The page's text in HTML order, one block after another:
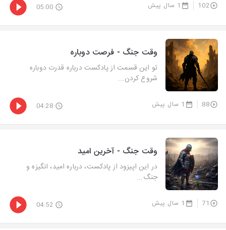
102 1 سال پیش 05:00
وقت جنگ - فرصت دوباره
تو این قسمت از پادکست درباره قدرت دوباره
شروع کردن...
88 1 سال پیش 04:28
وقت جنگ - آخرین امید
در این اپیزود از پادکست، درباره امید، انگیزه و
جنگ...
71 1 سال پیش 04:52